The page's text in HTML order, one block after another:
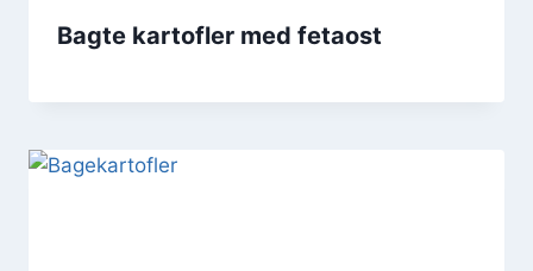
Bagte kartofler med fetaost